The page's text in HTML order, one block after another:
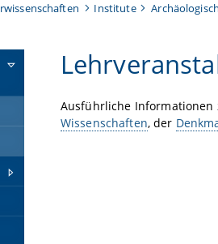
Institute
Ausführliche Informationen
Wissenschaften, der